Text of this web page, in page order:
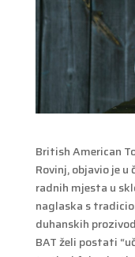
British American
Rovinj, objavio je
radnih mjesta u
naglaska s
duhanskih
BAT želi postati